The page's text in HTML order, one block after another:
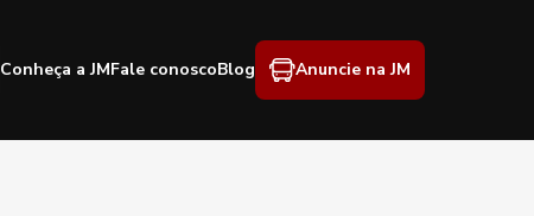
Conheça a JMFale conoscoBlog Anuncie na JM